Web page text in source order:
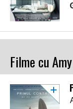
Filme cu